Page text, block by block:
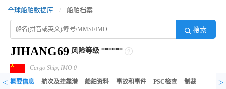
全球船舶数据库 / 船舶档案
搜索
JIHANG69 风险等级 ******
Cargo Ship, IMO 0
< 概要信息 航次及挂靠港 船舶资料 事故和事件 PSC检查 制裁记录 异
>